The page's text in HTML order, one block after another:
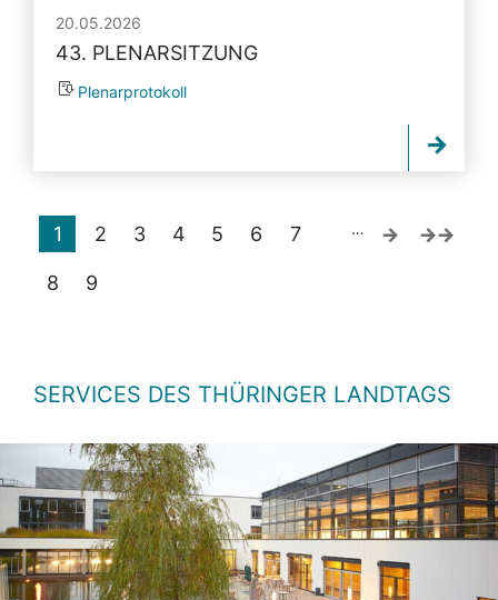
20.05.2026
43. PLENARSITZUNG
Plenarprotokoll
1 2 3 4 5 6 7
8 9
…
SERVICES DES THÜRINGER LANDTAGS